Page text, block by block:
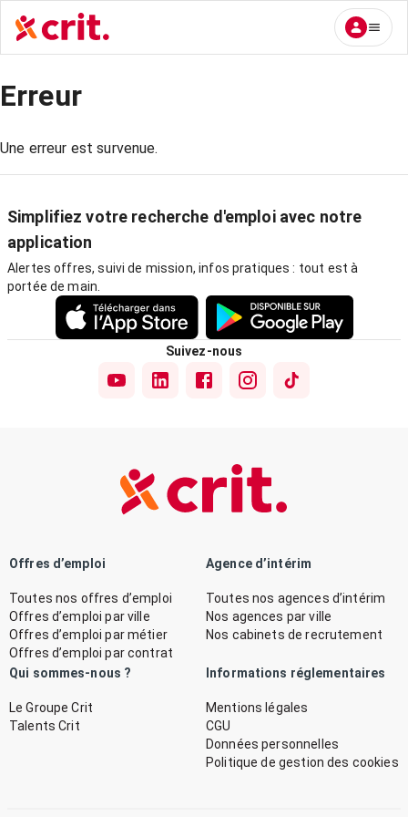
Erreur
Une erreur est survenue.
Simplifiez votre recherche d'emploi avec notre
application
Alertes offres, suivi de mission, infos pratiques : tout est à
portée de main.
Suivez-nous
Offres d’emploi
Toutes nos offres d’emploi
Offres d’emploi par ville
Offres d’emploi par métier
Offres d’emploi par contrat
Agence d’intérim
Toutes nos agences d’intérim
Nos agences par ville
Nos cabinets de recrutement
Qui sommes-nous ?
Le Groupe Crit
Talents Crit
Informations réglementaires
Mentions légales
CGU
Données personnelles
Politique de gestion des cookies